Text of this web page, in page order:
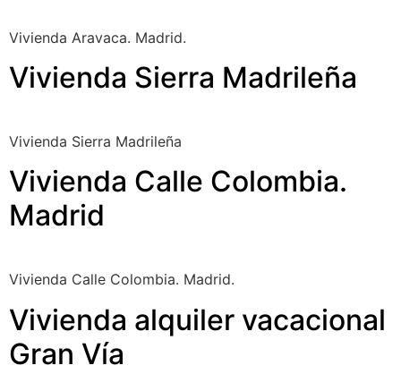
Vivienda Aravaca. Madrid.
Vivienda Sierra Madrileña
Vivienda Sierra Madrileña
Vivienda Calle Colombia.
Madrid
Vivienda Calle Colombia. Madrid.
Vivienda alquiler vacacional
Gran Vía